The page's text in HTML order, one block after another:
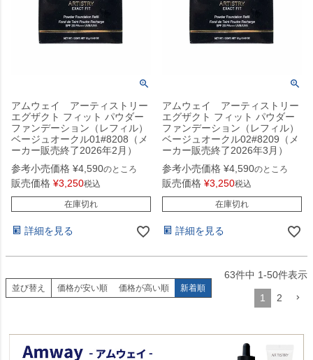
アムウェイ アーティストリー
エグザクト フィット パウダー
ファンデーション（レフィル）
ベージュオークル01#8208（メ
ーカー販売終了2026年2月）
参考小売価格 ¥4,590のところ
販売価格 ¥3,250税込
在庫切れ
詳細を見る
アムウェイ アーティストリー
エグザクト フィット パウダー
ファンデーション（レフィル）
ベージュオークル02#8209（メ
ーカー販売終了2026年3月）
参考小売価格 ¥4,590のところ
販売価格 ¥3,250税込
在庫切れ
詳細を見る
並び替え 価格が安い順 価格が高い順 新着順
63件中 1-50件表示
1 2